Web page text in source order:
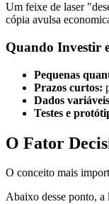
Um feixe de laser
cópia avulsa
Quando Investir
Pequenas
Prazos curtos:
Dados
Testes e
O Fator
O conceito mais
Abaixo desse ponto, a